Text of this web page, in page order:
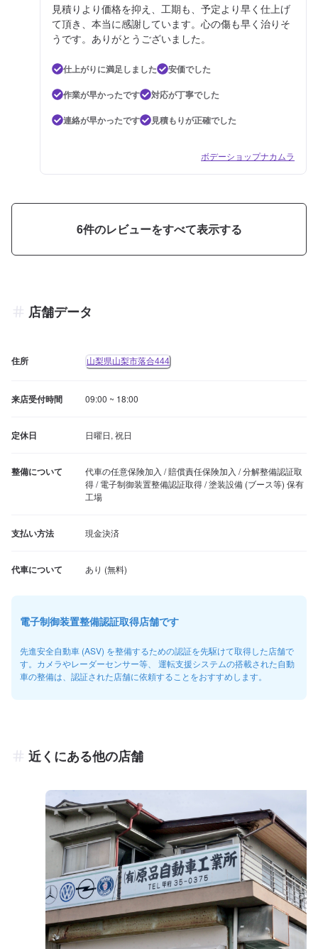
見積りより価格を抑え、工期も、予定より早く仕上げ
て頂き、本当に感謝しています。心の傷も早く治りそ
うです。ありがとうございました。
仕上がりに満足しました
安価でした
作業が早かったです
対応が丁寧でした
連絡が早かったです
見積もりが正確でした
ボデーショップナカムラ
6件のレビューをすべて表示する
店舗データ
住所 山梨県山梨市落合444
来店受付時間 09:00 ~ 18:00
定休日 日曜日, 祝日
整備について
代車の任意保険加入 / 賠償責任保険加入 / 分解整備認証取
得 / 電子制御装置整備認証取得 / 塗装設備 (ブース等) 保有
工場
支払い方法 現金決済
代車について
電子制御装置整備認証取得店舗です
先進安全自動車 (ASV) を整備するための認証を先駆けて取得した店舗で
す。カメラやレーダーセンサー等、 運転支援システムの搭載された自動
車の整備は、認証された店舗に依頼することをおすすめします。
近くにある他の店舗